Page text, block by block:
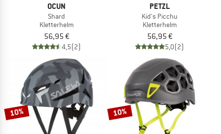
OCUN
Shard
Kletterhelm
56,95 €
4,5(2)
PETZL
Kid's Picchu
Kletterhelm
56,95 €
5,0(2)
10% 10%